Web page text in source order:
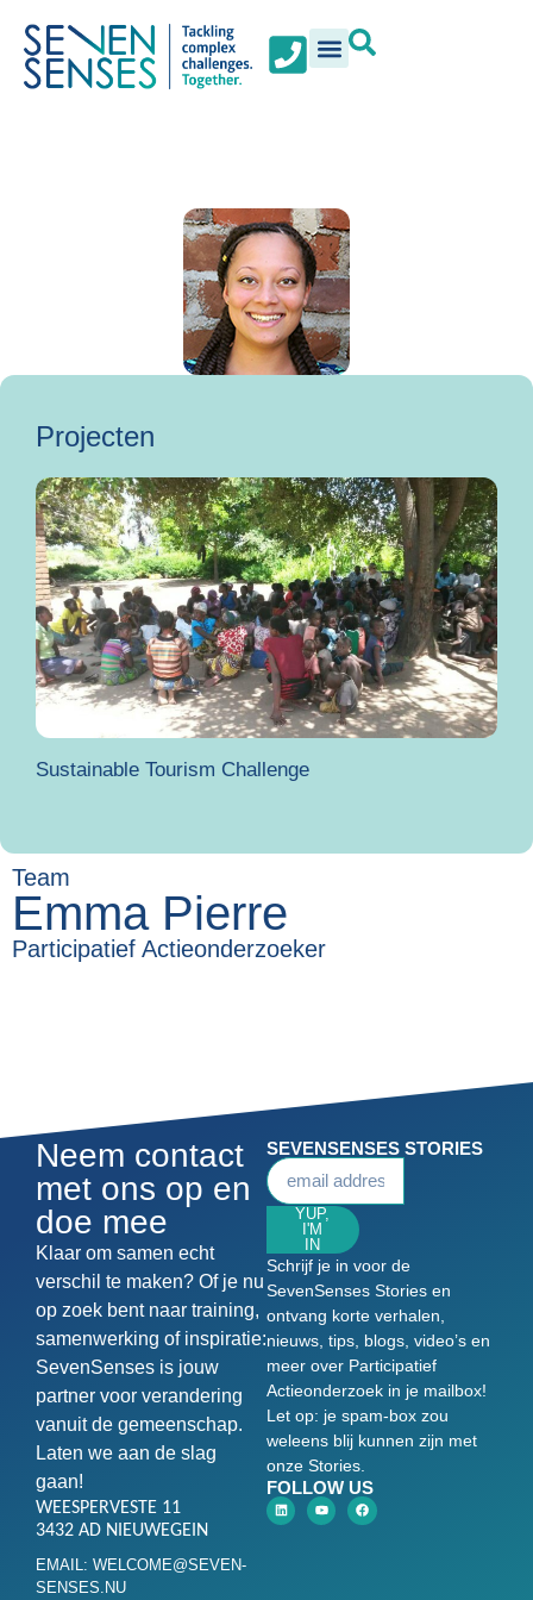
Projecten
Sustainable Tourism Challenge
Team
Emma Pierre
Participatief Actieonderzoeker
Neem contact
met ons op en
doe mee
Klaar om samen echt
verschil te maken? Of je nu
op zoek bent naar training,
samenwerking of inspiratie:
SevenSenses is jouw
partner voor verandering
vanuit de gemeenschap.
Laten we aan de slag
gaan!
WEESPERVESTE 11
3432 AD NIEUWEGEIN
EMAIL: WELCOME@SEVEN-
SENSES.NU
SEVENSENSES STORIES
YUP,
I'M
IN
Schrijf je in voor de
SevenSenses Stories en
ontvang korte verhalen,
nieuws, tips, blogs, video’s en
meer over Participatief
Actieonderzoek in je mailbox!
Let op: je spam-box zou
weleens blij kunnen zijn met
onze Stories.
FOLLOW US